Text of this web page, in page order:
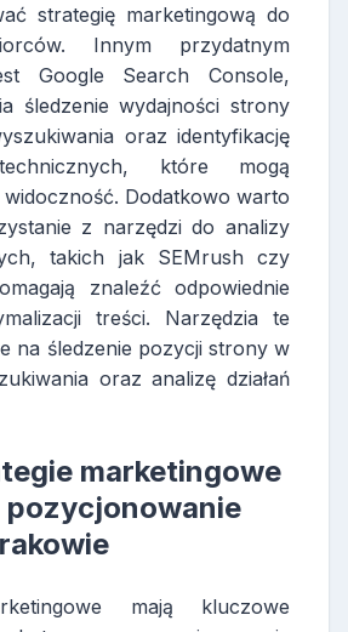
strategię marketingową do
Innym przydatnym
Google Search Console,
śledzenie wydajności strony
oraz identyfikację
które mogą
widoczność. Dodatkowo warto
z narzędzi do analizy
takich jak SEMrush czy
znaleźć odpowiednie
treści. Narzędzia te
na śledzenie pozycji strony w
oraz analizę działań
marketingowe
pozycjonowanie
mają kluczowe